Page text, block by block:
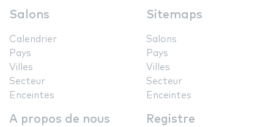
Salons
Calendrier
Pays
Villes
Secteur
Enceintes
Sitemaps
Salons
Pays
Villes
Secteur
Enceintes
A propos de nous Registre